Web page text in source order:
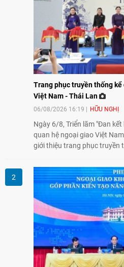
Trang phục truyền thống
Việt Nam - Thái Lan
06/08/2026 16:19 HỮU NGHỊ
Ngày 6/8, Triển lãm "Đan
quan hệ ngoại giao Việt
giới thiệu trang phục truyền
giao lưu nhân dân trong
song phương.